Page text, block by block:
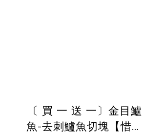
〔 買 一 送 一〕金目鱸
魚-去刺鱸魚切塊【惜福